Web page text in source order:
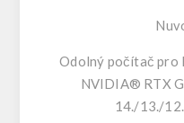
Odolný počítač pro
NVIDIA® RTX
14./13./